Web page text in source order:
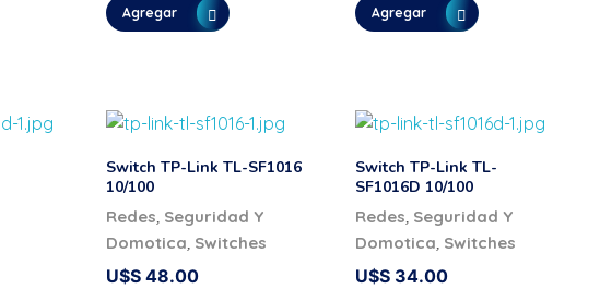
Agregar Agregar
Switch TP-Link TL-SF1016
10/100
U$S48.00
Redes, Seguridad Y
Domotica, Switches
Switch TP-Link TL-
SF1016D 10/100
U$S 34.00
Redes, Seguridad Y
Domotica, Switches